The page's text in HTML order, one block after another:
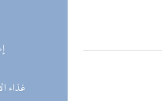
(1)